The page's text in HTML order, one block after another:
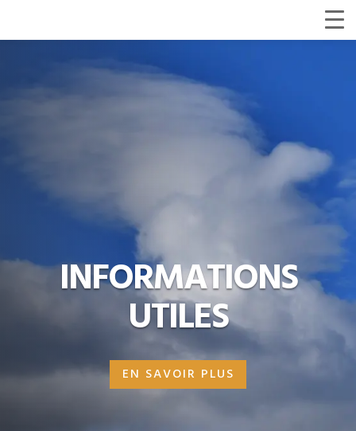
INFORMATIONS
UTILES
EN SAVOIR PLUS